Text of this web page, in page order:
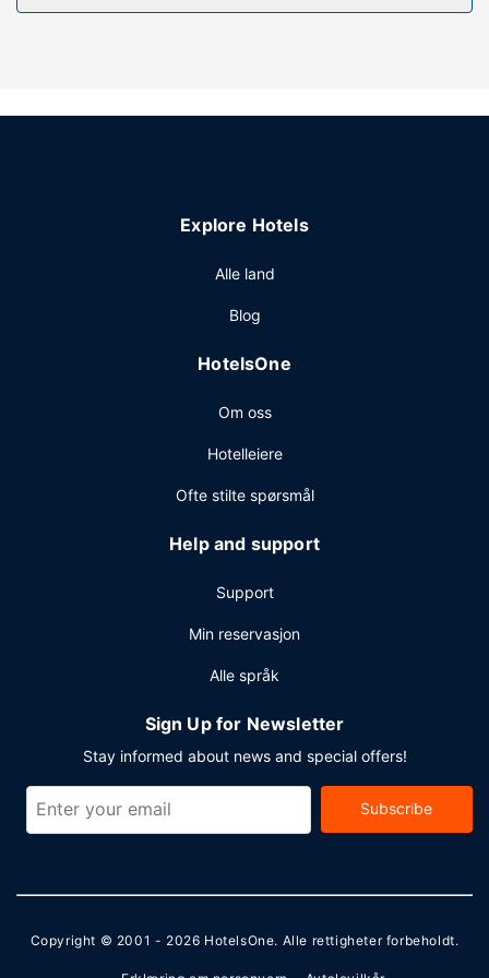
utsikten fra en terrasse og en hage. Dette hotellet tilbyr
Gjester har tilgang til blant annet en PC-stasjon, aviser i
ubetjent parkering (inkludert) på stedet.
Explore Hotels
Alle land
Blog
HotelsOne
Om oss
Hotelleiere
Ofte stilte spørsmål
Help and support
Support
Min reservasjon
Alle språk
Sign Up for Newsletter
Stay informed about news and special offers!
Subscribe
Copyright © 2001 - 2026 HotelsOne. Alle rettigheter forbeholdt.